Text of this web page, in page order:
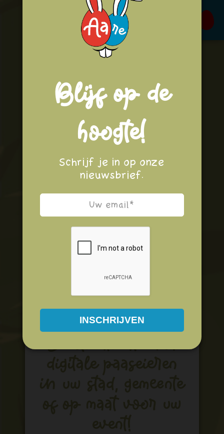
Aare
Dé zoektocht naar
digitale paaseieren
Blijf op de
hoogte!
Schrijf je in op onze
nieuwsbrief.